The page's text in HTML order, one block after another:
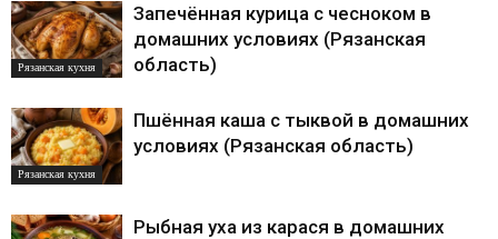
Рязанская кухня
Запечённая курица с чесноком в
домашних условиях (Рязанская
область)
Рязанская кухня
Пшённая каша с тыквой в домашних
условиях (Рязанская область)
Рыбная уха из карася в домашних